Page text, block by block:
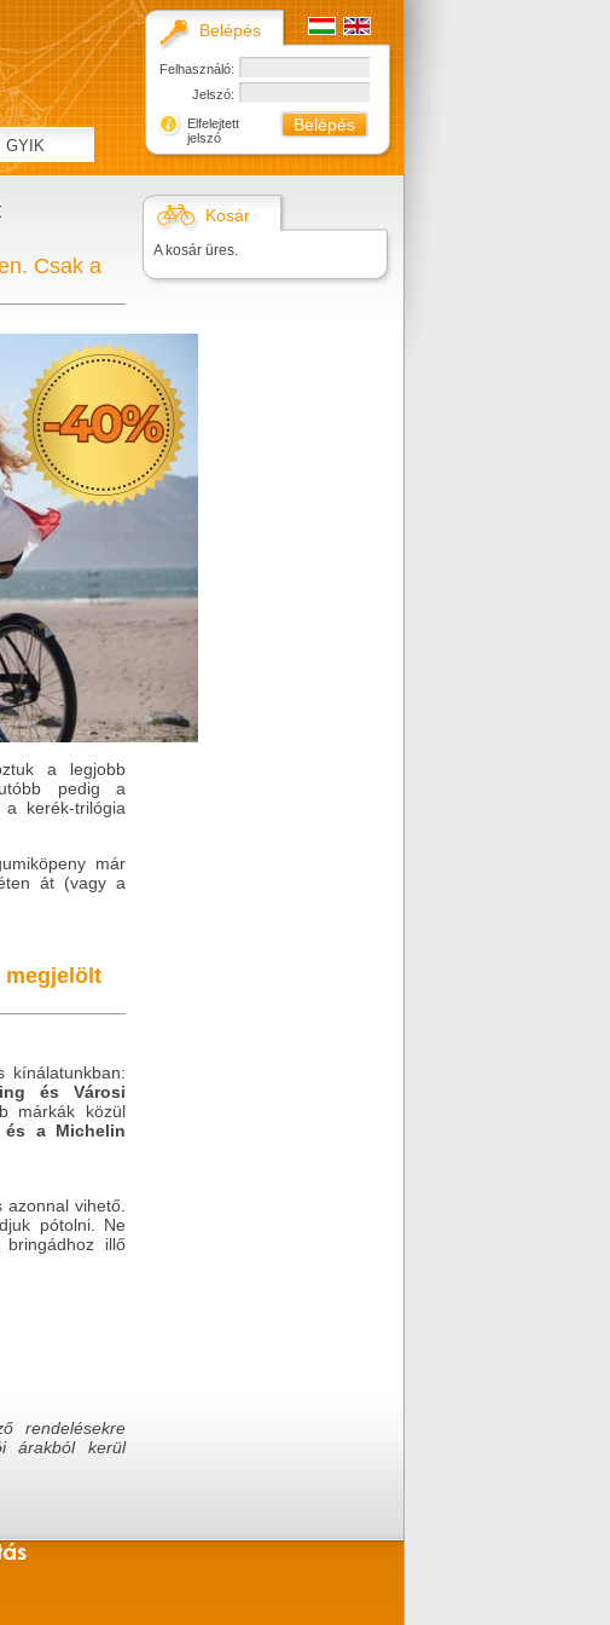
Csak a
a legjobb
pedig a
kerék-trilógia
már
át (vagy a
megjelölt
kínálatunkban:
és Városi
márkák közül
és a Michelin
vihető.
pótolni. Ne
illő
rendelésekre
árakból kerül
Kosár
A kosár üres.
Belépés
Felhasználó:
Jelszó:
Elfelejtett
jelszó
GYIK